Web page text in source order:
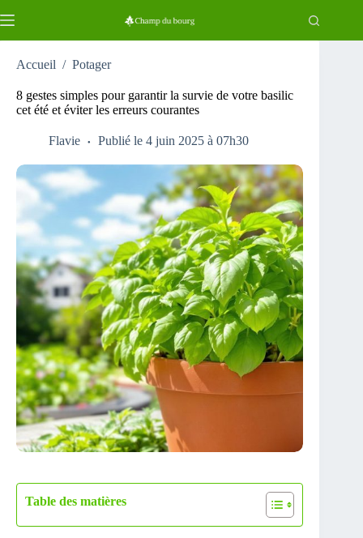
au
Accueil / Potager
8 gestes simples pour garantir la survie de votre basilic
cet été et éviter les erreurs courantes
Flavie Publié le 4 juin 2025 à 07h30
Table des matières